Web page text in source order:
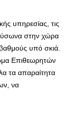
υπηρεσίας, τις
στην χώρα
υπό σκιά.
Επιθεωρητών
τα απαραίτητα
να